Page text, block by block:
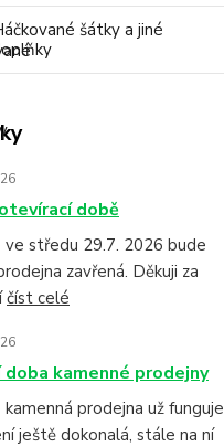
šátky a jiné
době
ve středu 29.7. 2026 bude
zavřená. Děkuji za
číst celé
kamenné prodejny
kamenná prodejna už funguje
ještě dokonalá, stále na ní